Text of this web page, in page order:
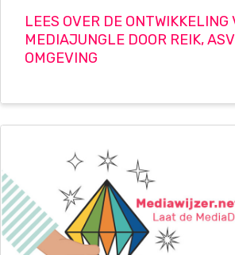
LEES OVER DE ONTWIKKELING
MEDIAJUNGLE DOOR REIK,
OMGEVING